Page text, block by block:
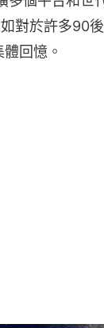
對於許多90
回憶。